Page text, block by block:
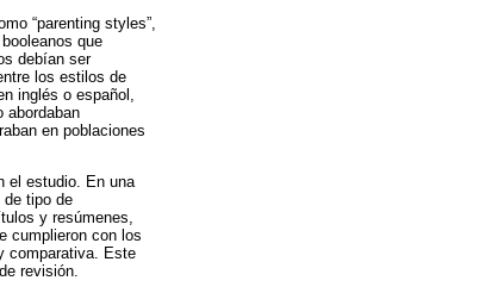
“parenting styles”,
que
debían ser
los estilos de
inglés o español,
abordaban
en poblaciones
el estudio. En una
tipo de
y resúmenes,
cumplieron con los
comparativa. Este
revisión.